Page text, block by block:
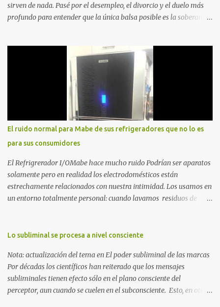
sirven de nada. Pasé por el desempleo, el divorcio y el duelo más
profundo para entender que la única balsa posible es la soberanía
un Cimarrón no es huir del mundo, es aprender a caminar en él sin
llevar puestas las cadenas de otros 1. La Caída: Al Filo del
Precipicio El momento del quiebre. En Al Filo del Precipicio, relato
mi caída. No como una víctima, sino como alguien que descubrió
que la crisis es el único lugar donde la verdad no se puede ocultar.
Este libro es el testimonio de cómo reconstruir la identidad cuando
el éxito corporativo y las etiquetas sociales te abandonan. Es la
base técnica y espiritual de mi regreso al mundo. Adquirir en
Amazon 2. La Huida: Cimarrón Asilvestrarse: La úni...
El ruido normal para Mabe de sus refrigeradores que no lo es
para sus consumidores
El Refrigrerador I/OMabe hace mucho ruido Podrían ser aparatos
solamente pero en realidad los electrodomésticos están
estrechamente relacionados con nuestra intimidad. Los usamos en
un entorno totalmente personal: cuando lavamos residuos de
queremos conservar esas delicias al paladar para disfrutarlas al
simplemente funcionen para cumplir con la razón por las cuales
esos electrodomésticos fueron creados. Pero ¿qué ocurre cuando
uno de estos aparatos se destaca por el ruido que provoca al
funcionar? Creo que nadie se lo imagina hasta que lo vive. Jamás
Lo subliminal se procesa a nivel consciente
Nota: actualización del tema en El poder subliminal de las marcas
Por décadas los científicos han reiterado que los mensajes
subliminales tienen efecto sólo en el plano consciente del
perceptor, aun cuando se cuelen en el subconsciente. Esto, en otras